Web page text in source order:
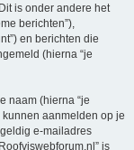
is onder andere het
berichten”),
en berichten die
(hierna “je
naam (hierna “je
aanmelden op je
e-mailadres
is